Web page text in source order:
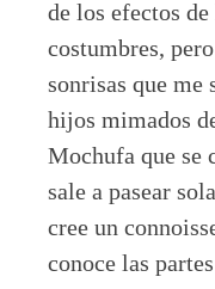
de los efectos
costumbres,
sonrisas que me
hijos mimados
Mochufa que se
sale a pasear
cree un
conoce las